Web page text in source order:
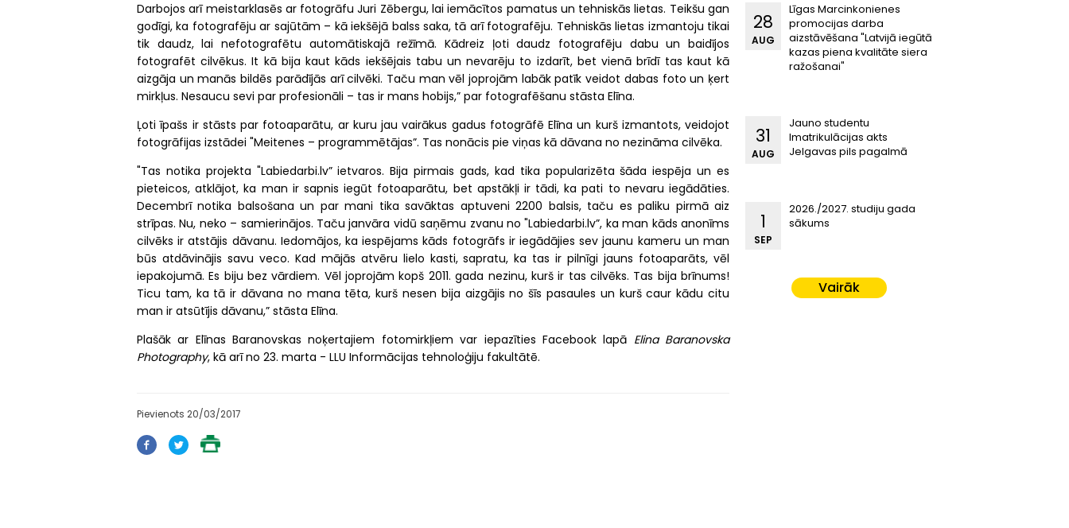
Darbojos arī meistarklasēs ar fotogrāfu Juri Zēbergu, lai iemācītos pamatus un tehniskās lietas. Teikšu gan
godīgi, ka fotografēju ar sajūtām – kā iekšējā balss saka, tā arī fotografēju. Tehniskās lietas izmantoju tikai
tik daudz, lai nefotografētu automātiskajā režīmā. Kādreiz ļoti daudz fotografēju dabu un baidījos
fotografēt cilvēkus. It kā bija kaut kāds iekšējais tabu un nevarēju to izdarīt, bet vienā brīdī tas kaut kā
aizgāja un manās bildēs parādījās arī cilvēki. Taču man vēl joprojām labāk patīk veidot dabas foto un ķert
mirkļus. Nesaucu sevi par profesionāli – tas ir mans hobijs,” par fotografēšanu stāsta Elīna.
Ļoti īpašs ir stāsts par fotoaparātu, ar kuru jau vairākus gadus fotogrāfē Elīna un kurš izmantots, veidojot
fotogrāfijas izstādei "Meitenes – programmētājas”. Tas nonācis pie viņas kā dāvana no nezināma cilvēka.
"Tas notika projekta "Labiedarbi.lv” ietvaros. Bija pirmais gads, kad tika popularizēta šāda iespēja un es
pieteicos, atklājot, ka man ir sapnis iegūt fotoaparātu, bet apstākļi ir tādi, ka pati to nevaru iegādāties.
Decembrī notika balsošana un par mani tika savāktas aptuveni 2200 balsis, taču es paliku pirmā aiz
strīpas. Nu, neko – samierinājos. Taču janvāra vidū saņēmu zvanu no "Labiedarbi.lv”, ka man kāds anonīms
cilvēks ir atstājis dāvanu. Iedomājos, ka iespējams kāds fotogrāfs ir iegādājies sev jaunu kameru un man
būs atdāvinājis savu veco. Kad mājās atvēru lielo kasti, sapratu, ka tas ir pilnīgi jauns fotoaparāts, vēl
iepakojumā. Es biju bez vārdiem. Vēl joprojām kopš 2011. gada nezinu, kurš ir tas cilvēks. Tas bija brīnums!
Ticu tam, ka tā ir dāvana no mana tēta, kurš nesen bija aizgājis no šīs pasaules un kurš caur kādu citu
man ir atsūtījis dāvanu,” stāsta Elīna.
Plašāk ar Elīnas Baranovskas noķertajiem fotomirkļiem var iepazīties Facebook lapā Elina Baranovska
Photography, kā arī no 23. marta - LLU Informācijas tehnoloģiju fakultātē.
Pievienots 20/03/2017
Līgas Marcinkonienes
promocijas darba
aizstāvēšana "Latvijā iegūtā
kazas piena kvalitāte siera
ražošanai"
28
AUG
Jauno studentu
Imatrikulācijas akts
Jelgavas pils pagalmā
31
AUG
2026./2027. studiju gada
sākums
1
SEP
Vairāk